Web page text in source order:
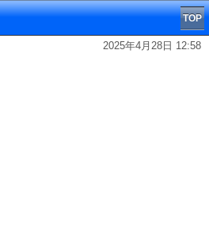
TOP
2025年4月28日 12:58